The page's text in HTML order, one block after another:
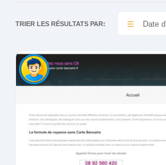
TRIER LES RÉSULTATS PAR: Date